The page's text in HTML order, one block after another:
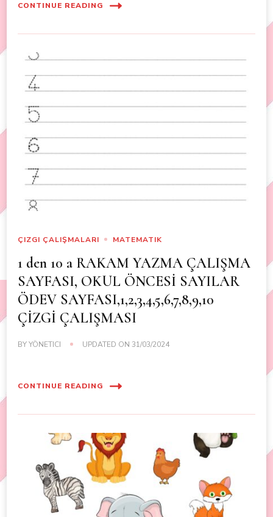
CONTINUE READING
ÇIZGI ÇALIŞMALARI MATEMATIK
1 den 10 a RAKAM YAZMA ÇALIŞMA
SAYFASI, OKUL ÖNCESİ SAYILAR
ÖDEV SAYFASI,1,2,3,4,5,6,7,8,9,10
ÇİZGİ ÇALIŞMASI
BYYÖNETICI UPDATED ON 31/03/2024
CONTINUE READING